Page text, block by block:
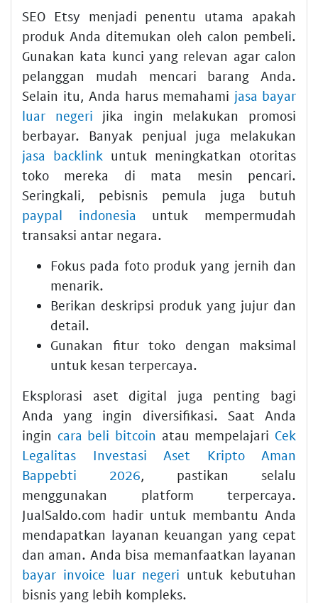
SEO Etsy menjadi penentu utama apakah
produk Anda ditemukan oleh calon pembeli.
Gunakan kata kunci yang relevan agar calon
pelanggan mudah mencari barang Anda.
Selain itu, Anda harus memahami jasa bayar
luar negeri jika ingin melakukan promosi
berbayar. Banyak penjual juga melakukan
jasa backlink untuk meningkatkan otoritas
toko mereka di mata mesin pencari.
Seringkali, pebisnis pemula juga butuh
paypal indonesia untuk mempermudah
transaksi antar negara.
Fokus pada foto produk yang jernih dan
menarik.
Berikan deskripsi produk yang jujur dan
detail.
Gunakan fitur toko dengan maksimal
untuk kesan terpercaya.
Eksplorasi aset digital juga penting bagi
Anda yang ingin diversifikasi. Saat Anda
ingin cara beli bitcoin atau mempelajari Cek
Legalitas Investasi Aset Kripto Aman
Bappebti 2026 , pastikan selalu
menggunakan platform terpercaya.
JualSaldo.com hadir untuk membantu Anda
mendapatkan layanan keuangan yang cepat
dan aman. Anda bisa memanfaatkan layanan
bayar invoice luar negeri untuk kebutuhan
bisnis yang lebih kompleks.